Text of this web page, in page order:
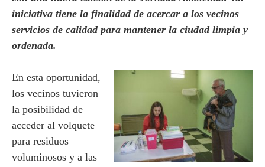
iniciativa tiene la finalidad de acercar a los vecinos
servicios de calidad para mantener la ciudad limpia y
ordenada.
En esta oportunidad,
los vecinos tuvieron
la posibilidad de
acceder al volquete
para residuos
voluminosos y a las